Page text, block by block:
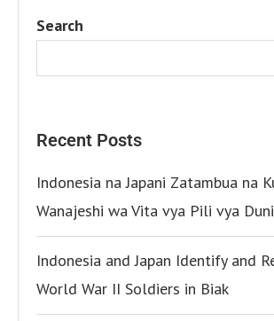
Search
Recent Posts
Indonesia na Japani Zatambua na
Wanajeshi wa Vita vya Pili vya
Indonesia and Japan Identify and
World War II Soldiers in Biak